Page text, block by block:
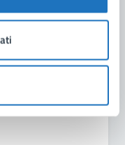
Manduria"